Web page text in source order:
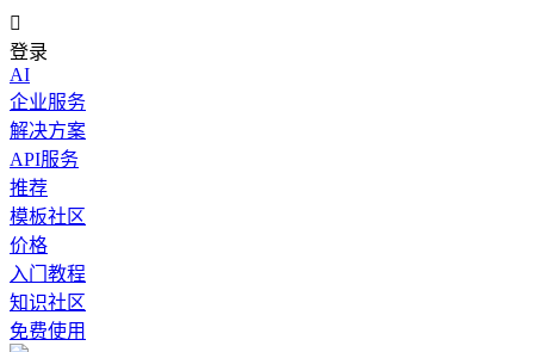

登录
AI
企业服务
解决方案
API服务
推荐
模板社区
价格
入门教程
知识社区
免费使用